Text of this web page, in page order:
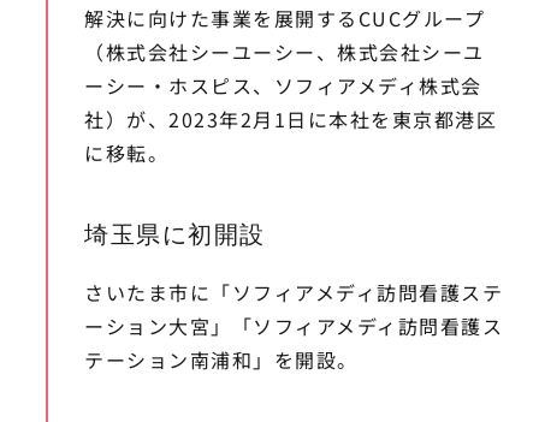
解決に向けた事業を展開するCUCグループ
（株式会社シーユーシー、株式会社シーユ
ーシー・ホスピス、ソフィアメディ株式会
社）が、2023年2月1日に本社を東京都港区
に移転。
埼玉県に初開設
さいたま市に「ソフィアメディ訪問看護ステ
ーション大宮」「ソフィアメディ訪問看護ス
テーション南浦和」を開設。